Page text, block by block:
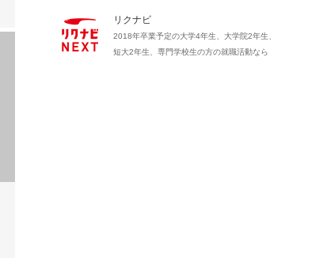
リクナビ
2018年卒業予定の大学4年生、大学院2年生、
短大2年生、専門学校生の方の就職活動なら